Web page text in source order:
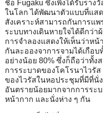
ชื่อ Fugaku ซึ่งเพิ่งได้รับราง
ในโลก ได้พัฒนาตัวแบบที่แส
สังเคราะห์สามารถกันการแ
ระบบทางเดินหายใจได้ดีกว่า
การจำลองแสดงให้เห็นว่าหน้
กันละอองจาการจามได้เกือ
อย่างน้อย 80% ซึ่งก็ถือว่าทั้ง
การระบาดของโคโรนาไวรั
ของไวรัสในหอประชุมที่มีที่นั่
อันตรายน้อยมากจากการระ
หน้ากาก และนั่งห่าง ๆ กัน